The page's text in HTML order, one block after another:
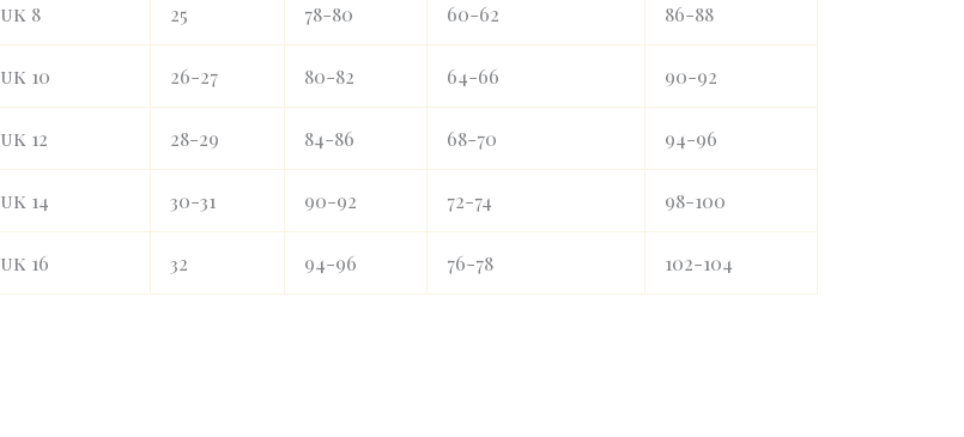
uk 8 25 78-80 60-62 86-88
uk 10 26-27 80-82 64-66 90-92
uk 12 28-29 84-86 68-70 94-96
uk 14 30-31 90-92 72-74 98-100
uk 16 32 94-96 76-78 102-104